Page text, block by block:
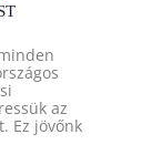
az
Ez jövőnk